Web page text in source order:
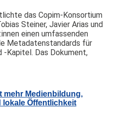
das Copim-Konsortium
Steiner, Javier Arias und
einen umfassenden
Metadatenstandards für
-Kapitel. Das Dokument,
mehr Medienbildung,
lokale Öffentlichkeit